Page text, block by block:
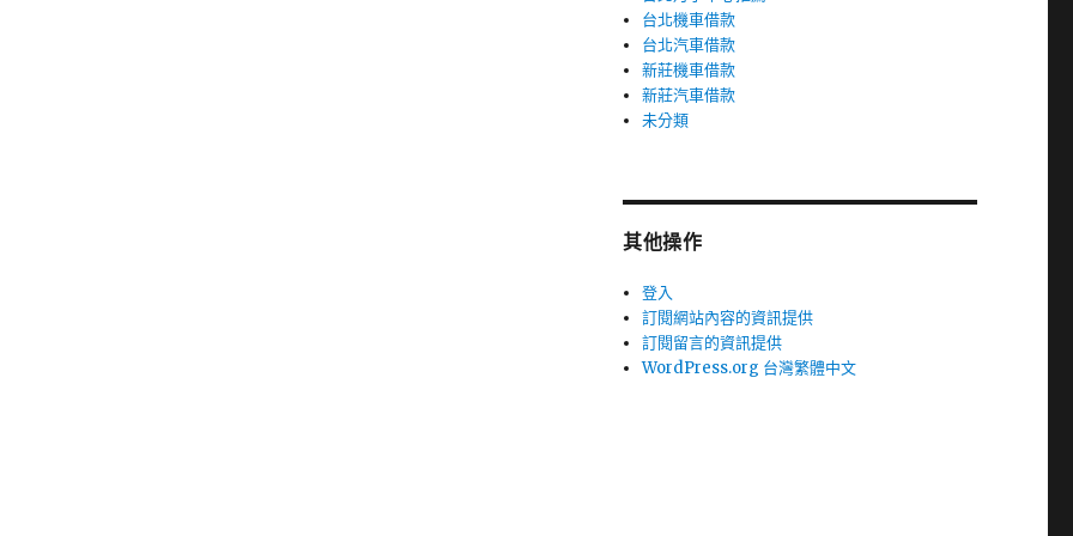
台北機車借款
台北汽車借款
新莊機車借款
新莊汽車借款
未分類
其他操作
登入
訂閱網站內容的資訊提供
訂閱留言的資訊提供
WordPress.org 台灣繁體中文